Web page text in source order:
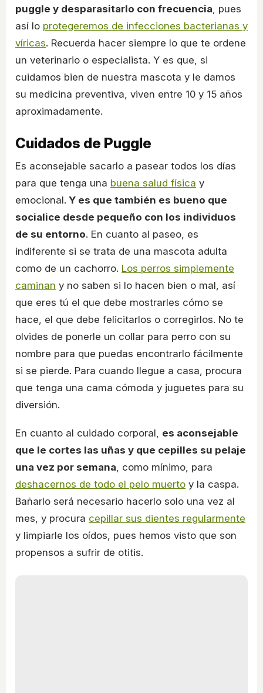
puggle y desparasitarlo con frecuencia , pues
así lo protegeremos de infecciones bacterianas y
víricas. Recuerda hacer siempre lo que te ordene
un veterinario o especialista. Y es que, si
cuidamos bien de nuestra mascota y le damos
su medicina preventiva, viven entre 10 y 15 años
aproximadamente.
Cuidados de Puggle
Es aconsejable sacarlo a pasear todos los días
para que tenga una buena salud física y
emocional. Y es que también es bueno que
socialice desde pequeño con los individuos
de su entorno. En cuanto al paseo, es
indiferente si se trata de una mascota adulta
como de un cachorro. Los perros simplemente
caminan y no saben si lo hacen bien o mal, así
que eres tú el que debe mostrarles cómo se
hace, el que debe felicitarlos o corregirlos. No te
olvides de ponerle un collar para perro con su
nombre para que puedas encontrarlo fácilmente
si se pierde. Para cuando llegue a casa, procura
que tenga una cama cómoda y juguetes para su
diversión.
En cuanto al cuidado corporal, es aconsejable
que le cortes las uñas y que cepilles su pelaje
una vez por semana , como mínimo, para
deshacernos de todo el pelo muerto y la caspa.
Bañarlo será necesario hacerlo solo una vez al
mes, y procura cepillar sus dientes regularmente
y limpiarle los oídos, pues hemos visto que son
propensos a sufrir de otitis.